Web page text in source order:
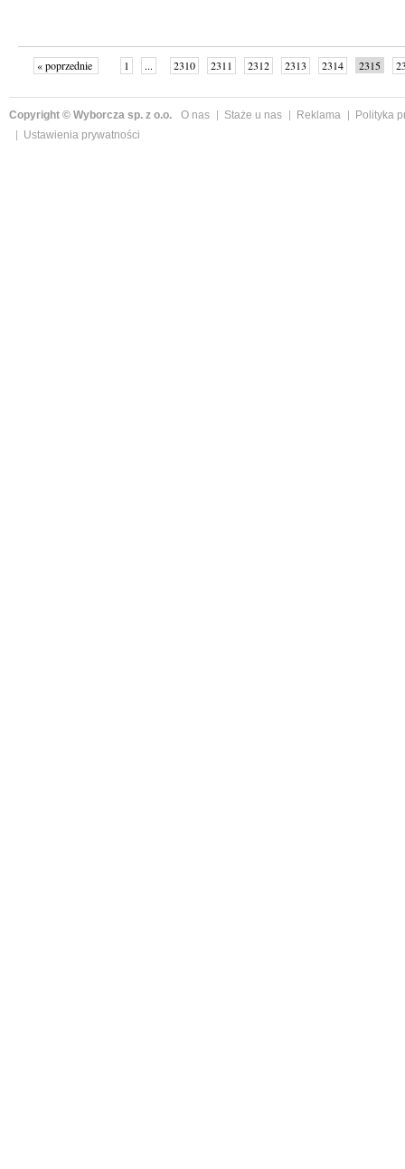
« poprzednie 1 ... 2310 2311 2312 2313 2314 2315
Copyright © Wyborcza sp. z o.o. O nas Staże u nas Reklama
Polityka
Ustawienia prywatności